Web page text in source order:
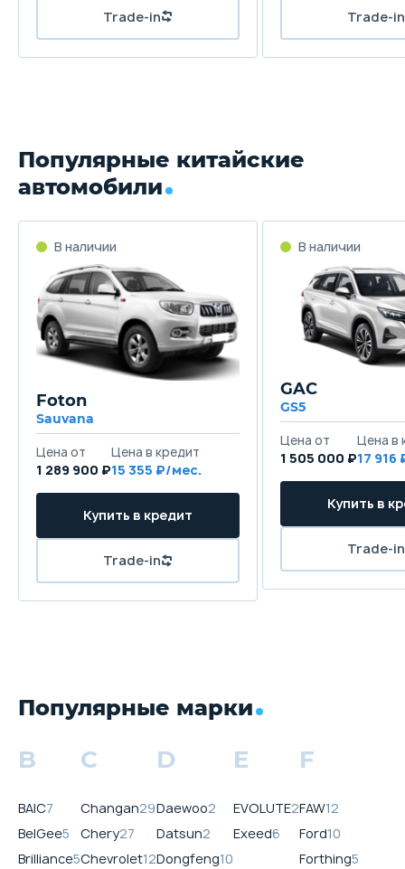
Популярные китайские
автомобили
Foton
Sauvana
1 289 900 ₽15 355
GAC
GS5
1 505 000 ₽17 916
Популярные марки
B
BAIC7
BelGee5
Brilliance5
C
Changan29
Chery27
Chevrolet12
D
Daewoo2
Datsun2
Dongfeng10
E
EVOLUTE2
Exeed6
F
FAW12
Ford10
Forthing5